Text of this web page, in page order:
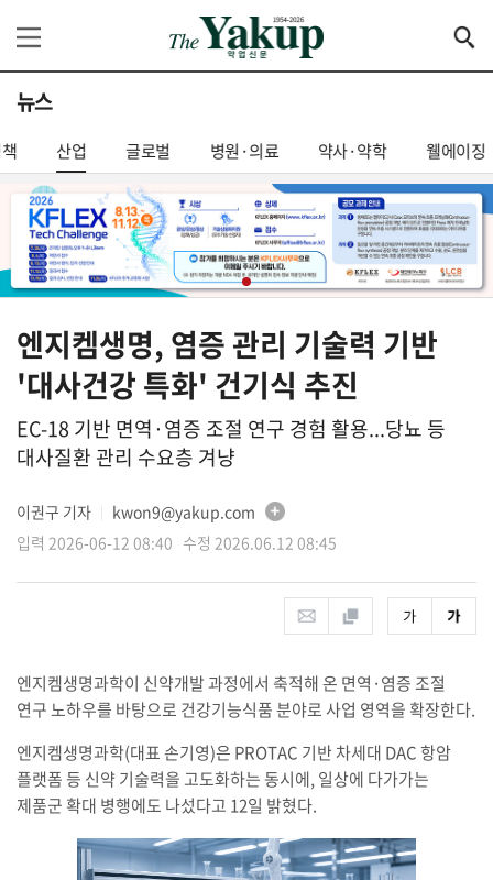
뉴스
산업 글로벌 병원·의료 약사·약학 웰에이징
엔지켐생명, 염증 관리 기술력 기반
'대사건강 특화' 건기식 추진
EC-18 기반 면역·염증 조절 연구 경험 활용...당뇨 등
대사질환 관리 수요층 겨냥
이권구 기자
kwon9@yakup.com
입력 2026-06-12 08:40 수정 2026.06.12 08:45
엔지켐생명과학이 신약개발 과정에서 축적해 온 면역·염증 조절
연구 노하우를 바탕으로 건강기능식품 분야로 사업 영역을 확장한다.
엔지켐생명과학(대표 손기영)은 PROTAC 기반 차세대 DAC 항암
플랫폼 등 신약 기술력을 고도화하는 동시에, 일상에 다가가는
제품군 확대 병행에도 나섰다고 12일 밝혔다.